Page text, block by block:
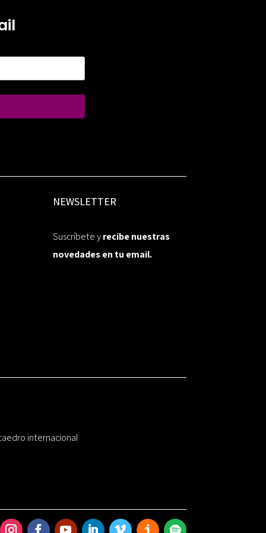
NEWSLETTER
Suscríbete yrecibe nuestras
novedades en tu email.
internacional